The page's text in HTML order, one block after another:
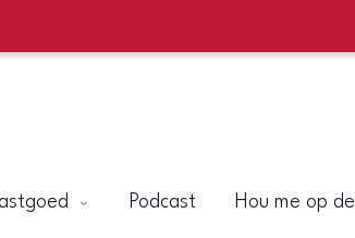
Podcast Hou me op